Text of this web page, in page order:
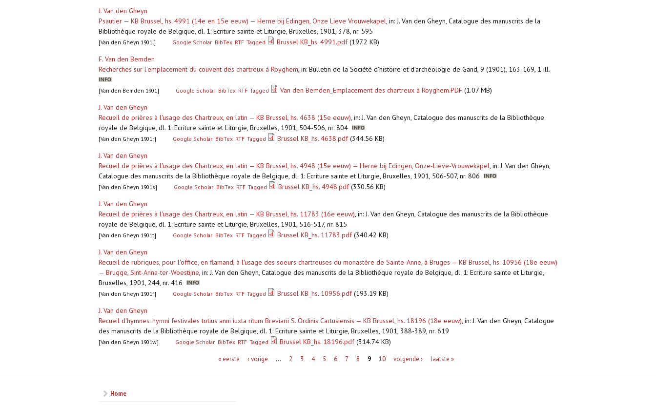
J. Van den Gheyn
Psautier — KB Brussel, hs. 4991 (14e en 15e eeuw) — Herne bij Edingen, Onze Lieve Vrouwekapel, in: J. Van den Gheyn, Catalogue des manuscrits de la
Bibliothèque royale de Belgique, dl. 1: Ecriture sainte et Liturgie, Bruxelles, 1901, 378, nr. 595
[Van den Gheyn 1901l] Google Scholar BibTex RTF Tagged Brussel KB_hs. 4991.pdf(197.2 KB)
F. Van den Bemden
Recherches sur l'emplacement du couvent des chartreux à Royghem, in: Bulletin de la Société d’histoire et d’archéologie de Gand, 9 (1901), 163-169, 1 ill.
[Van den Bemden 1901] Google Scholar BibTex RTF Tagged Van den Bemden_Emplacement des chartreux à Royghem.PDF (1.07 MB)
J. Van den Gheyn
Recueil de prières à l'usage des Chartreux, en latin — KB Brussel, hs. 4638 (15e eeuw), in: J. Van den Gheyn, Catalogue des manuscrits de la Bibliothèque
royale de Belgique, dl. 1: Ecriture sainte et Liturgie, Bruxelles, 1901, 504-506, nr. 804
[Van den Gheyn 1901r] Google Scholar BibTex RTF Tagged Brussel KB_hs. 4638.pdf(344.56 KB)
J. Van den Gheyn
Recueil de prières à l'usage des Chartreux, en latin — KB Brussel, hs. 4948 (15e eeuw) — Herne bij Edingen, Onze-Lieve-Vrouwekapel, in: J. Van den Gheyn,
Catalogue des manuscrits de la Bibliothèque royale de Belgique, dl. 1: Ecriture sainte et Liturgie, Bruxelles, 1901, 506-507, nr. 806
[Van den Gheyn 1901s] Google Scholar BibTex RTF Tagged Brussel KB_hs. 4948.pdf(330.56 KB)
J. Van den Gheyn
Recueil de prières à l'usage des Chartreux, en latin — KB Brussel, hs. 11783 (16e eeuw), in: J. Van den Gheyn, Catalogue des manuscrits de la Bibliothèque
royale de Belgique, dl. 1: Ecriture sainte et Liturgie, Bruxelles, 1901, 516-517, nr. 815
[Van den Gheyn 1901t] Google Scholar BibTex RTF Tagged Brussel KB_hs. 11783.pdf(340.42 KB)
J. Van den Gheyn
Recueil de rubriques, pour l'office, en flamand, à l'usage des soeurs chartreuses du monastère de Sainte-Anne, à Bruges — KB Brussel, hs. 10956 (18e eeuw)
— Brugge, Sint-Anna-ter-Woestijne, in: J. Van den Gheyn, Catalogue des manuscrits de la Bibliothèque royale de Belgique, dl. 1: Ecriture sainte et Liturgie,
Bruxelles, 1901, 244, nr. 416
[Van den Gheyn 1901f] Google Scholar BibTex RTF Tagged Brussel KB_hs. 10956.pdf(193.19 KB)
J. Van den Gheyn
Recueil d'hymnes: hymni festivales totius anni iuxta ritum Breviarii S. Ordinis Cartusiensis — KB Brussel, hs. 18196 (18e eeuw), in: J. Van den Gheyn, Catalogue
des manuscrits de la Bibliothèque royale de Belgique, dl. 1: Ecriture sainte et Liturgie, Bruxelles, 1901, 388-389, nr. 619
[Van den Gheyn 1901w] Google Scholar BibTex RTF Tagged Brussel KB_hs. 18196.pdf(314.74 KB)
« eerste ‹ vorige … 2 3 4 5 6 7 8 9 10 volgende › laatste »
Home